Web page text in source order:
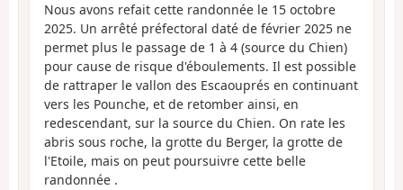
Nous avons refait cette randonnée le 15 octobre
2025. Un arrêté préfectoral daté de février 2025 ne
permet plus le passage de 1 à 4 (source du Chien)
pour cause de risque d'éboulements. Il est possible
de rattraper le vallon des Escaouprés en continuant
vers les Pounche, et de retomber ainsi, en
redescendant, sur la source du Chien. On rate les
abris sous roche, la grotte du Berger, la grotte de
l'Etoile, mais on peut poursuivre cette belle
randonnée .